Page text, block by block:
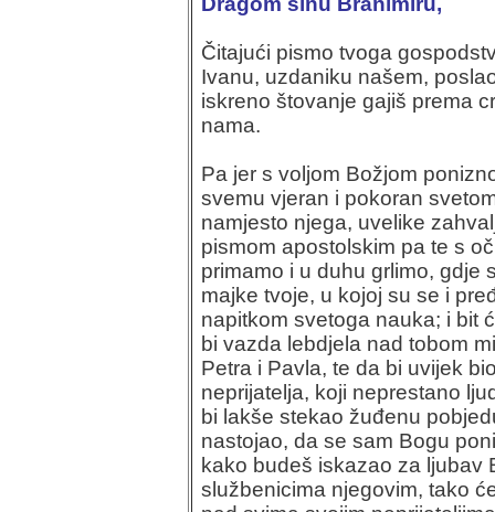
Čitajući pismo tvoga
Ivanu, uzdaniku našem,
iskreno štovanje gajiš prema
nama.
Pa jer s voljom Božjom
svemu vjeran i pokoran
namjesto njega, uvelike
pismom apostolskim pa te s
primamo i u duhu grlimo, gdje
majke tvoje, u kojoj su se i
napitkom svetoga nauka; i bit
bi vazda lebdjela nad tobom
Petra i Pavla, te da bi uvijek
neprijatelja, koji neprestano
bi lakše stekao žuđenu
nastojao, da se sam Bogu
kako budeš iskazao za ljubav
službenicima njegovim, tako